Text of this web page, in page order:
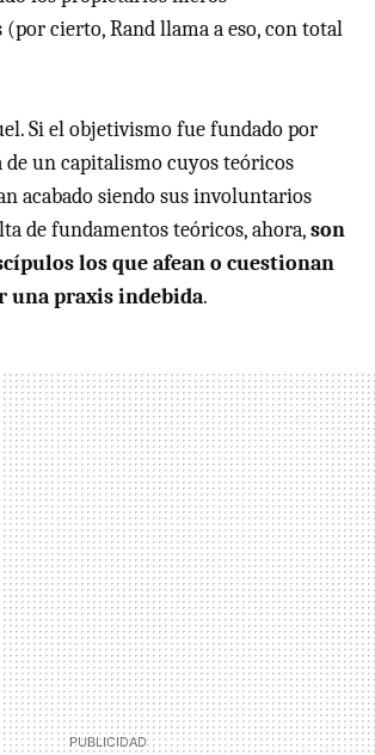
cierto, Rand llama a eso, con total
Si el objetivismo fue fundado por
de un capitalismo cuyos teóricos
acabado siendo sus involuntarios
de fundamentos teóricos, ahora,son
los que afean o cuestionan
una praxis indebida.